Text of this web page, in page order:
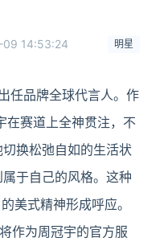
明星
14:53:24
任品牌全球代言人。作
在赛道上全神贯注，不
换松弛自如的生活状
于自己的风格。这种
美式精神形成呼应。
作为周冠宇的官方服